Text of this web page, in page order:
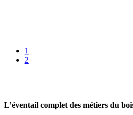
1
2
L’éventail complet des métiers du